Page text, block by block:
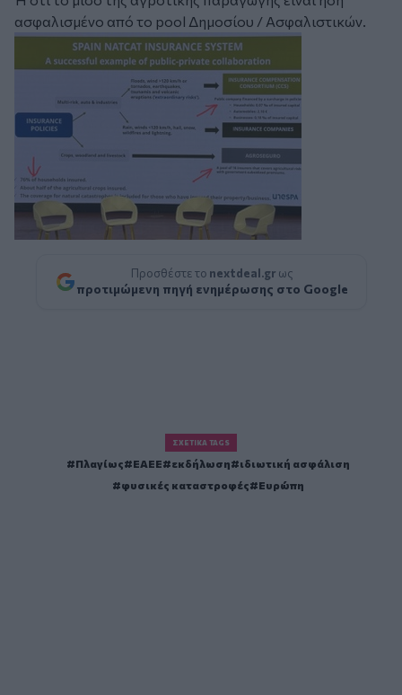
ασφαλισμένο από το pool Δημοσίου / Ασφαλιστικών.
Προσθέστε το nextdeal.gr ως
προτιμώμενη πηγή ενημέρωσης στο Google
ΣΧΕΤΙΚΆ TAGS
Πλαγίως ΕΑΕΕ εκδήλωση
ιδιωτική ασφάλιση
φυσικές καταστροφές
Ευρώπη